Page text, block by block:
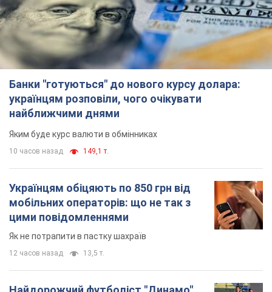
Банки "готуються" до нового курсу долара:
українцям розповіли, чого очікувати
найближчими днями
Яким буде курс валюти в обмінниках
10 часов назад 149,1 т.
Українцям обіцяють по 850 грн від
мобільних операторів: що не так з
цими повідомленнями
Як не потрапити в пастку шахраїв
12 часов назад 13,5 т.